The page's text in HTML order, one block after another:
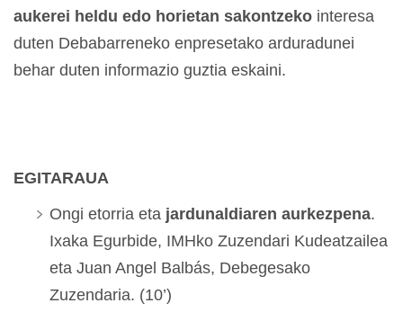
aukerei heldu edo horietan sakontzeko interesa
duten Debabarreneko enpresetako arduradunei
behar duten informazio guztia eskaini.
EGITARAUA
Ongi etorria eta jardunaldiaren aurkezpena.
Ixaka Egurbide, IMHko Zuzendari Kudeatzailea
eta Juan Angel Balbás, Debegesako
Zuzendaria. (10’)